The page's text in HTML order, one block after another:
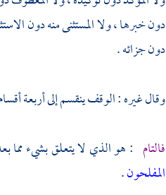
دون خبرها ، ولا المستثنى منه دون
دون جزائه .
وقال غيره : الوقف ينقسم إلى أربعة
فالتام : هو الذي لا يتعلق بشيء مما
المفلحون.